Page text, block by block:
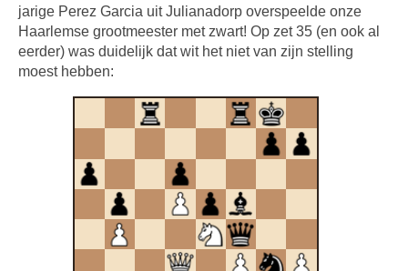
jarige Perez Garcia uit Julianadorp overspeelde onze
Haarlemse grootmeester met zwart! Op zet 35 (en ook al
eerder) was duidelijk dat wit het niet van zijn stelling
moest hebben: